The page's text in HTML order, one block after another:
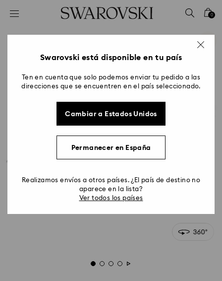
Accesskeys list
2 - Footer
0
Swarovski está disponible en tu país
Ten en cuenta que solo podemos enviar tu pedido a las
direcciones que se encuentren en el país seleccionado.
Cambiar a Estados Unidos
Permanecer en España
Realizamos envíos a otros países. ¿El país de destino no
aparece en la lista?
Ver todos los países